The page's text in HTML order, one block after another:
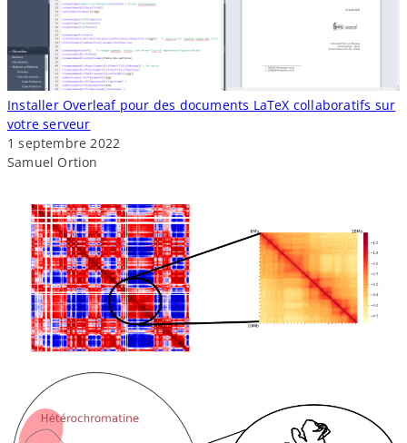
s
o
n
n
é
e
s
d
'
a
t
i
c
o
r
p
s
n
o
n
e
Installer Overleaf pour des documents LaTeX collaboratifs sur
votre serveur
1 septembre 2022
Samuel Ortion